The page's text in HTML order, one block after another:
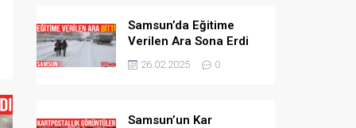
Samsun’da Eğitime
Verilen Ara Sona Erdi
26.02.2025 0
Samsun’un Kar